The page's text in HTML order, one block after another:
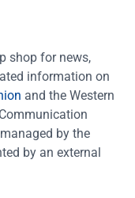
shop for news,
information on
and the Western
by the
by an external